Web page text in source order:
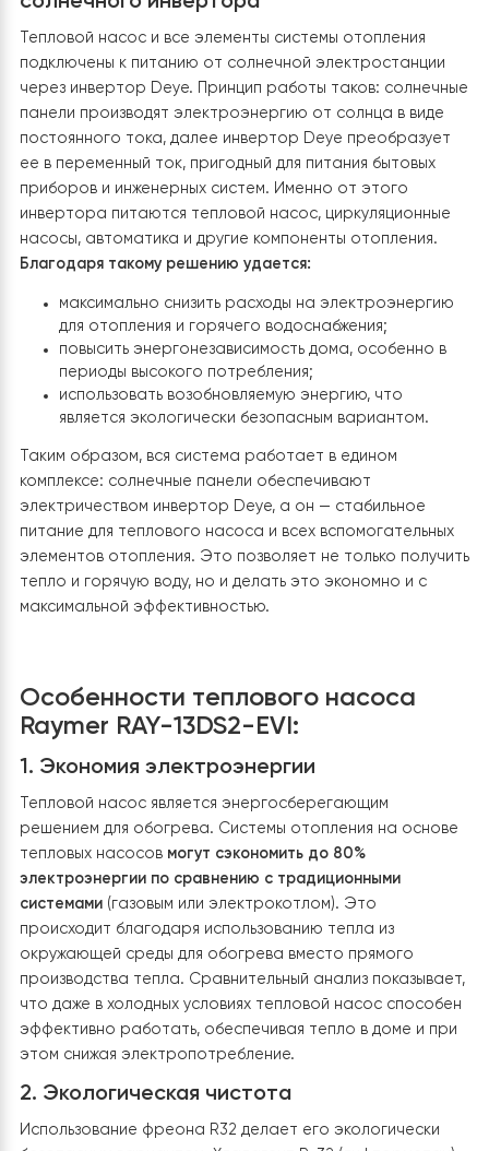
контуры. Горячая вода от насоса поступает в
бак, а далее распределяется по гребню теплого
только после этого — обратно в тепловой насос.
Благодаря такой схеме система работает
эффективно. Монтажные работы выполнялись
непосредственно заказчиком, однако процесс
осуществлялся под постоянным руководством и
техническим сопровождением наших инженеров. Это
позволило реализовать качественное и аккуратное
подключение, обеспечив правильный гидравлический
баланс и удобство в дальнейшем обслуживании
6. Подключение питания от системы
солнечного инвертора
Тепловой насос и все элементы системы отопления
подключены к питанию от солнечной
через инвертор Deye. Принцип работы таков:
панели производят электроэнергию от солнца в
постоянного тока, далее инвертор Deye
ее в переменный ток, пригодный для питания бытовых
приборов и инженерных систем. Именно от этого
инвертора питаются тепловой насос,
насосы, автоматика и другие компоненты отопления.